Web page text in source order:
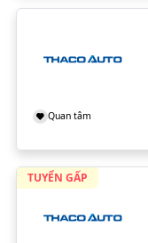
Quan tâm
TUYỂN GẤP